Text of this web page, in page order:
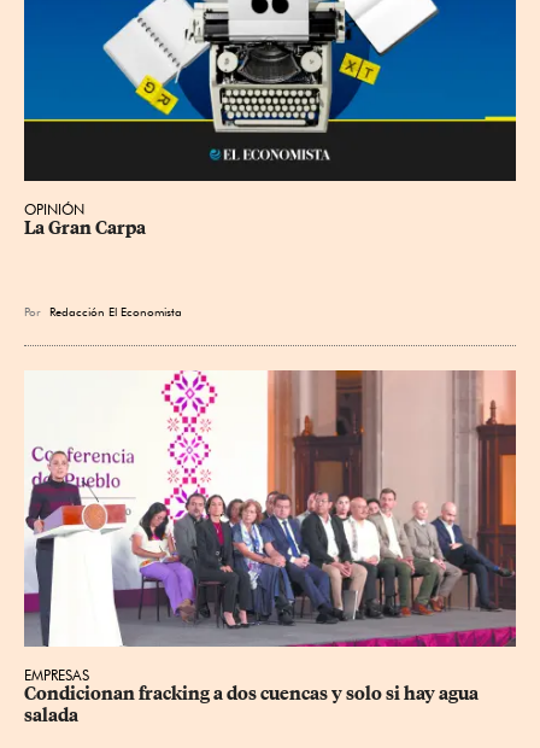
OPINIÓN
La Gran Carpa
Por Redacción El Economista
EMPRESAS
Condicionan fracking a dos cuencas y solo si hay agua
salada